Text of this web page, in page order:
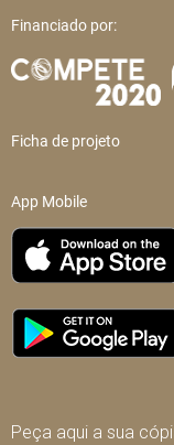
Financiado por:
Ficha de projeto
App Mobile
Peça aqui a sua